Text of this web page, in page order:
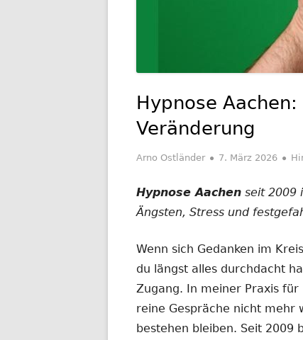
Hypnose
Veränderung
Autor
Arno Ostländer
Veröffentlicht
7. März 2026
Hypnose Aachen seit 2009
Ängsten, Stress und
Wenn sich Gedanken im
du längst alles durchdacht
Zugang. In meiner Praxis
reine Gespräche nicht mehr
bestehen bleiben. Seit 2009